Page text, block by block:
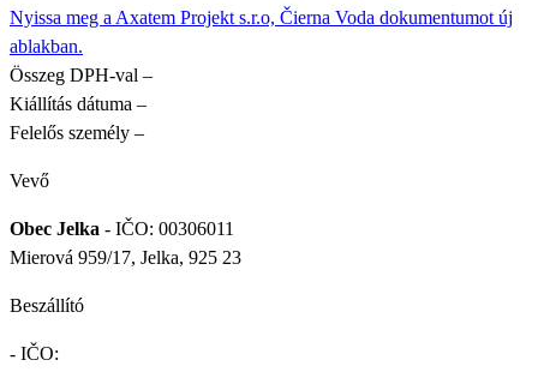
Nyissa meg a Axatem Projekt s.r.o, Čierna Voda dokumentumot új
ablakban.
Összeg DPH-val –
Kiállítás dátuma –
Felelős személy –
Vevő
Obec Jelka - IČO: 00306011
Mierová 959/17, Jelka, 925 23
Beszállító
- IČO: